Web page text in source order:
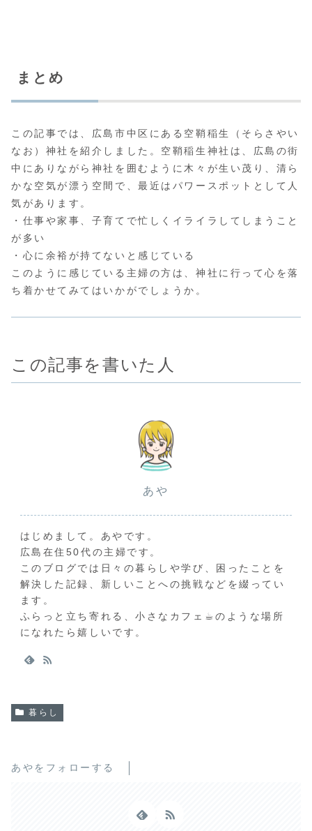
まとめ
この記事では、広島市中区にある空鞘稲生（そらさやい
なお）神社を紹介しました。空鞘稲生神社は、広島の街
中にありながら神社を囲むように木々が生い茂り、清ら
かな空気が漂う空間で、最近はパワースポットとして人
気があります。
・仕事や家事、子育てで忙しくイライラしてしまうこと
が多い
・心に余裕が持てないと感じている
このように感じている主婦の方は、神社に行って心を落
ち着かせてみてはいかがでしょうか。
この記事を書いた人
あや
はじめまして。あやです。
広島在住50代の主婦です。
このブログでは日々の暮らしや学び、困ったことを
解決した記録、新しいことへの挑戦などを綴ってい
ます。
ふらっと立ち寄れる、小さなカフェ☕︎のような場所
になれたら嬉しいです。
暮らし
あやをフォローする